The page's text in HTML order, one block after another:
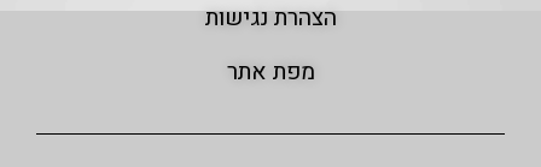
הצהרת נגישות
מפת אתר